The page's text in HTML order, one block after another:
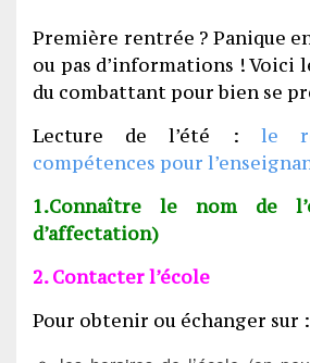
Première rentrée ? Panique
ou pas d’informations ! Voici
du combattant pour bien se
Lecture de l’été : le
compétences pour
1.Connaître le nom de
d’affectation)
2. Contacter l’école
Pour obtenir ou échanger sur :